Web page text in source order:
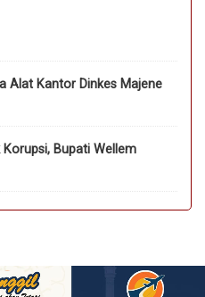
Alat Kantor Dinkes Majene
Bupati Wellem